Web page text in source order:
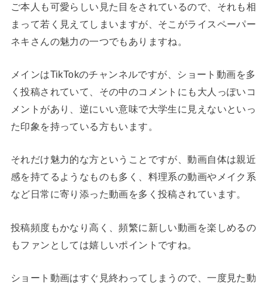
ご本人も可愛らしい見た目をされているので、それも相
まって若く見えてしまいますが、そこがライスペーパー
ネキさんの魅力の一つでもありますね。
メインはTikTokのチャンネルですが、ショート動画を多
く投稿されていて、その中のコメントにも大人っぽいコ
メントがあり、逆にいい意味で大学生に見えないといっ
た印象を持っている方もいます。
それだけ魅力的な方ということですが、動画自体は親近
感を持てるようなものも多く、料理系の動画やメイク系
など日常に寄り添った動画を多く投稿されています。
投稿頻度もかなり高く、頻繁に新しい動画を楽しめるの
もファンとしては嬉しいポイントですね。
ショート動画はすぐ見終わってしまうので、一度見た動